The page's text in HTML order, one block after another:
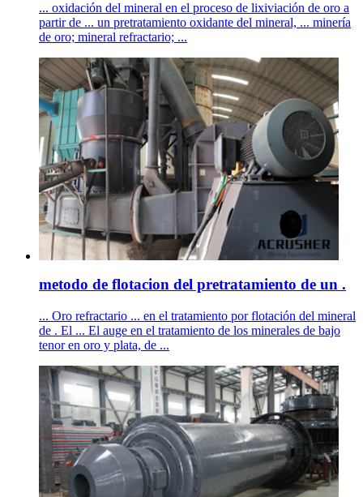
... oxidación del mineral en el proceso de lixiviación de oro a
partir de ... un pretratamiento oxidante del mineral, ... minería
de oro; mineral refractario; ...
metodo de flotacion del pretratamiento de un .
... Oro refractario ... en el tratamiento por flotación del mineral
de . El ... El auge en el tratamiento de los minerales de bajo
tenor en oro y plata, de ...